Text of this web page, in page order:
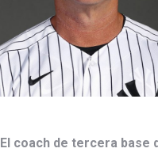
El coach de tercera base